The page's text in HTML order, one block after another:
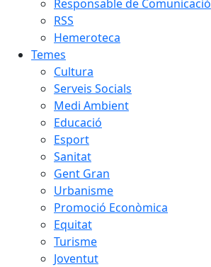
Responsable de Comunicació
RSS
Hemeroteca
Temes
Cultura
Serveis Socials
Medi Ambient
Educació
Esport
Sanitat
Gent Gran
Urbanisme
Promoció Econòmica
Equitat
Turisme
Joventut